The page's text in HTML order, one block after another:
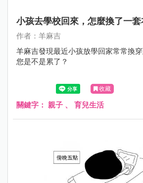
小孩去學校回來，怎麼換了一套
作者：羊麻吉
羊麻吉發現最近小孩放學回家常常換
您是不是累了？
收藏
關鍵字： 親子 、 育兒生活